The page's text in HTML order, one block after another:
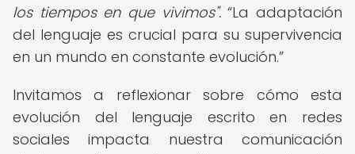
los tiempos en que vivimos".
La adaptación
del lenguaje es crucial para su supervivencia
en un mundo en constante evolución.
Invitamos a reflexionar sobre cómo esta
evolución del lenguaje escrito en redes
sociales impacta nuestra comunicación